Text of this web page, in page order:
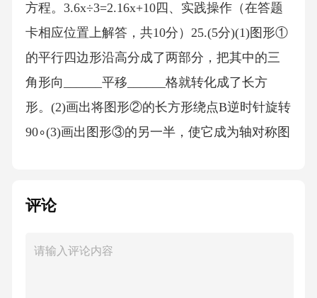
方程。3.6x÷3=2.16x+10四、实践操作（在答题
卡相应位置上解答，共10分）25.(5分)(1)图形①
的平行四边形沿高分成了两部分，把其中的三
角形向______平移______格就转化成了长方
形。(2)画出将图形②的长方形绕点B逆时针旋转
90∘(3)画出图形③的另一半，使它成为轴对称图
比是______。26.(5分)探索与发现：数形结合是
借助于“形”的来理解“数”，运用“数”与“式”来刻
评论